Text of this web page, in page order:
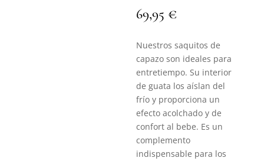
69,95 €
Nuestros saquitos de
capazo son ideales para
entretiempo. Su interior
de guata los aíslan del
frío y proporciona un
efecto acolchado y de
confort al bebe. Es un
complemento
indispensable para los